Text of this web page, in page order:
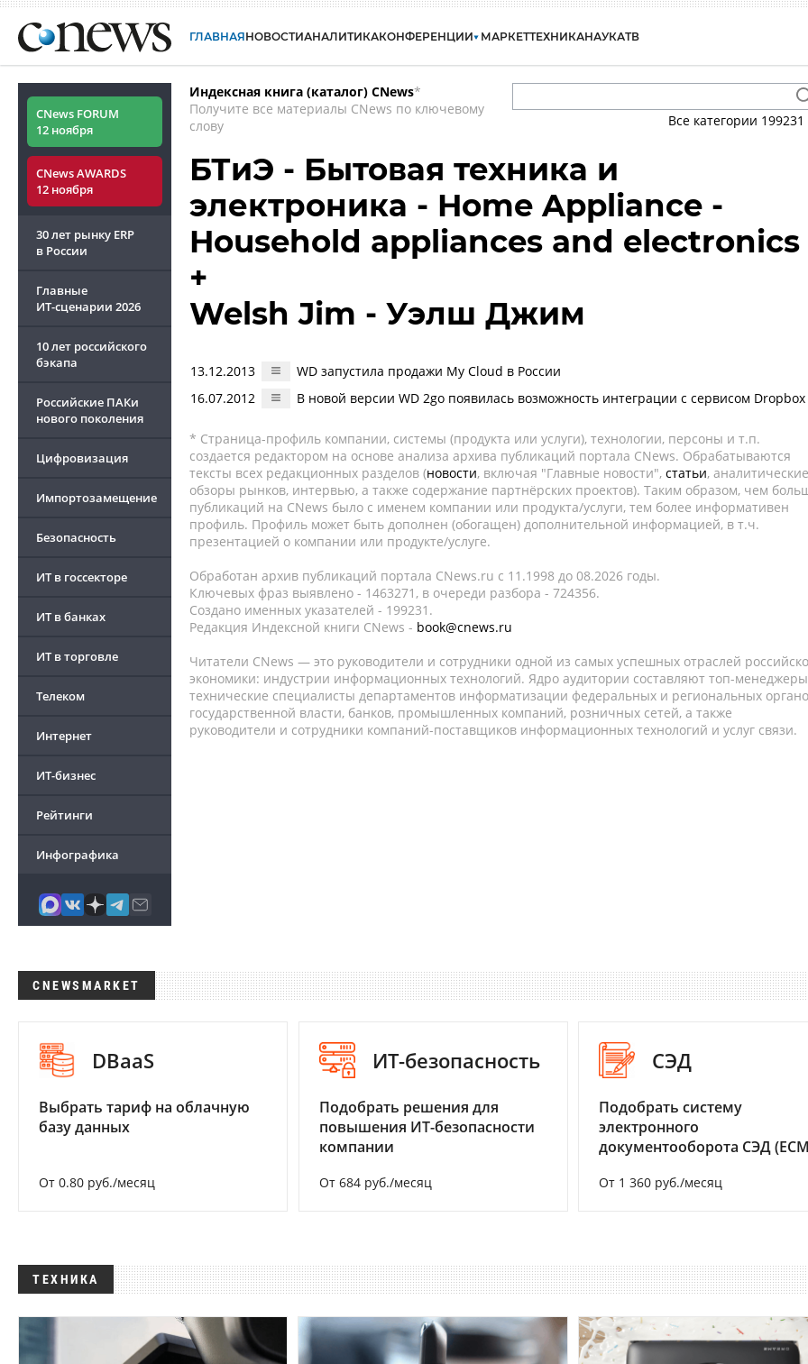
ГЛАВНАЯНОВОСТИАНАЛИТИКАКОНФЕРЕНЦИИ МАРКЕТТЕХНИКАНАУКАТВ
CNews FORUM
12 ноября
CNews AWARDS
12 ноября
30 лет рынку ERP
в России
Главные
ИТ-сценарии 2026
10 лет российского
бэкапа
Российские ПАКи
нового поколения
Цифровизация
Импортозамещение
Безопасность
ИТ в госсекторе
ИТ в банках
ИТ в торговле
Телеком
Интернет
ИТ-бизнес
Рейтинги
Инфографика
Индексная книга (каталог) CNews*
Получите все материалы CNews по ключевому
слову
Все категории 199231
БТиЭ - Бытовая техника и
электроника - Home Appliance -
Household appliances and electronics
+
Welsh Jim - Уэлш Джим
13.12.2013
WD запустила продажи My Cloud в России
16.07.2012
В новой версии WD 2go появилась возможность интеграции с сервисом Dropbox
* Страница-профиль компании, системы (продукта или услуги), технологии, персоны и т.п.
создается редактором на основе анализа архива публикаций портала CNews. Обрабатываются
тексты всех редакционных разделов (новости, включая "Главные новости", статьи, аналитические
обзоры рынков, интервью, а также содержание партнёрских проектов). Таким образом, чем
публикаций на CNews было с именем компании или продукта/услуги, тем более информативен
профиль. Профиль может быть дополнен (обогащен) дополнительной информацией, в т.ч.
презентацией о компании или продукте/услуге.
Обработан архив публикаций портала CNews.ru c 11.1998 до 08.2026 годы.
Ключевых фраз выявлено - 1463271, в очереди разбора - 724356.
Создано именных указателей - 199231.
Редакция Индексной книги CNews - book@cnews.ru
Читатели CNews — это руководители и сотрудники одной из самых успешных отраслей
экономики: индустрии информационных технологий. Ядро аудитории составляют топ-
технические специалисты департаментов информатизации федеральных и региональных
государственной власти, банков, промышленных компаний, розничных сетей, а также
руководители и сотрудники компаний-поставщиков информационных технологий и услуг связи.
CNEWSMARKET
DBaaS
Выбрать тариф на облачную
базу данных
От 0.80 руб./месяц
ИТ-безопасность
Подобрать решения для
повышения ИТ-безопасности
компании
От 684 руб./месяц
СЭД
Подобрать систему
электронного
документооборота СЭД
От 1 360 руб./месяц
ТЕХНИКА